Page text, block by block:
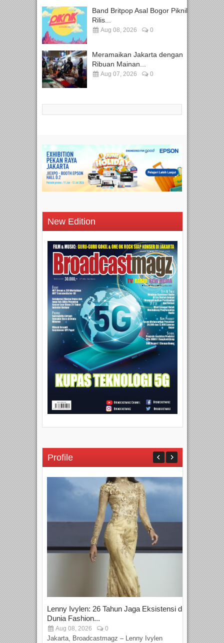
Band Britpop Asal Bogor Piknik
Rilis...
Aug 08, 2026 0
Meramaikan Jakarta dengan
Ribuan Mainan...
Aug 07, 2026 0
New Edition
Profile
Lenny Ivylen: 26 Tahun Jaga Eksistensi di
Dunia Fashion...
Aug 08, 2026 0
Jakarta, Broadcastmagz – Lenny Ivylen